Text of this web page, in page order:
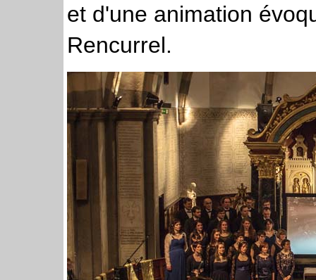
et d'une animation
Rencurrel.